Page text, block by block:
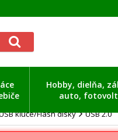
Hobby, dielňa,
auto,
kľúče/Flash disky USB 2.0